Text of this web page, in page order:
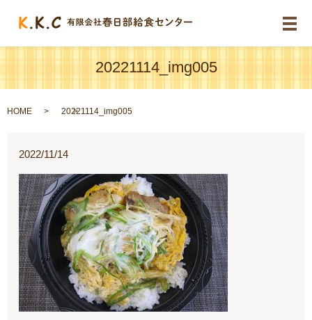
メ
20221114_img005
HOME 20221114_img005
2022/11/14